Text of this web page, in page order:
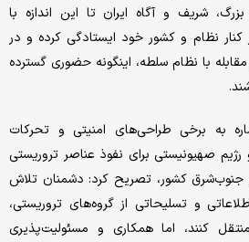
شریف و آگاه ایران تا این اندازه با
کنار نظام و کشور خود ایستادگی کرده و در
با نظام سلطه، اینگونه حضوری گسترده
به برخی طراحی‌های امنیتی و تحرکات
رژیم صهیونیستی برای نفوذ عناصر تروریستی
کشور، تصریح کرد: دشمنان تلاش
و تسلیحاتی از گروه‌های تروریستی،
کنند، اما همکاری و مسئولیت‌پذیری